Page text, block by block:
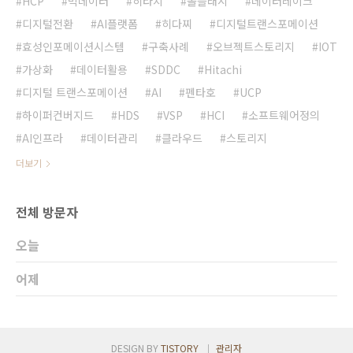
디지털전환
AI플랫폼 히다찌
디지털트랜스포메이션
효성인포메이션시스템
구축사례 오브젝트스토리지
IOT
가상화
데이터활용 SDDC
Hitachi
디지털 트랜스포메이션
AI 펜타호
UCP
하이퍼컨버지드
HDS VSP HCI
소프트웨어정의
AI인프라
데이터관리 클라우드 스토리지
더보기
전체 방문자
오늘
어제
DESIGN BYTISTORY 관리자